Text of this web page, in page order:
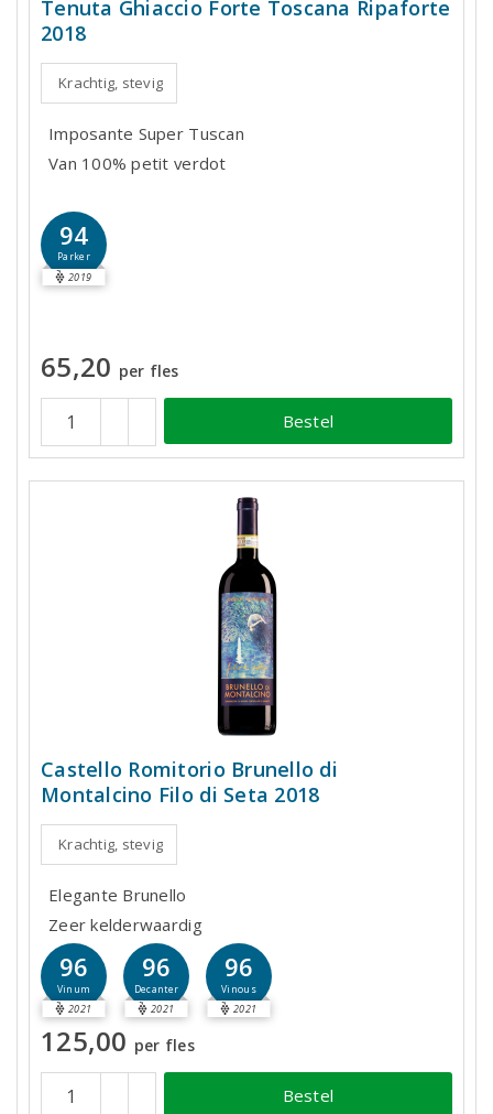
Tenuta Ghiaccio Forte Toscana Ripaforte
2018
Krachtig, stevig
Imposante Super Tuscan
Van 100% petit verdot
94
Parker
2019
65,20 per fles
Bestel
Castello Romitorio Brunello di
Montalcino Filo di Seta 2018
Krachtig, stevig
Elegante Brunello
Zeer kelderwaardig
96
Vinum
2021
96
Decanter
2021
96
Vinous
2021
125,00 per fles
Bestel